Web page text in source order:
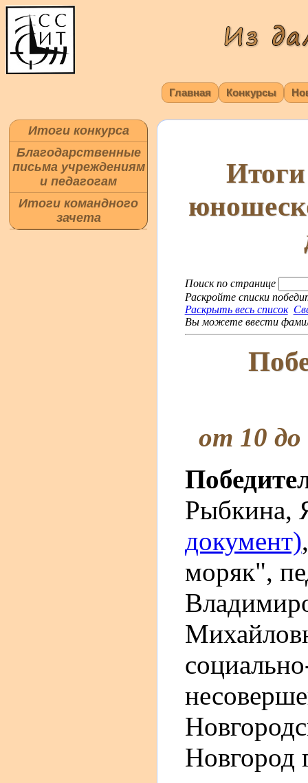
Главная Конкурсы
Итоги конкурса
Благодарственные
письма учреждениям
и педагогам
Итоги командного
зачета
Итоги
Поиск по странице
Раскройте списки
Раскрыть весь список
Вы можете ввести
от 10 до
Рыбкина,
документ)
моряк",
Новгород